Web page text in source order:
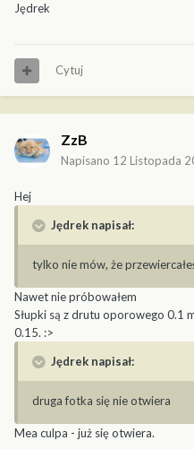
Jędrek
Cytuj
ZzB
Napisano 12 Listopada
Hej
Jędrek napisał:
tylko nie mów, że
Nawet nie próbowałem
Słupki są z drutu oporowego 0.1
0.15. :>
Jędrek napisał:
druga fotka się nie otwiera
Mea culpa - już się otwiera.